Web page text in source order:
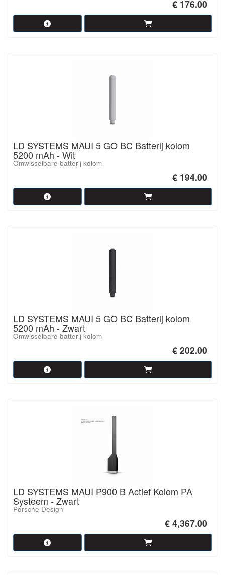
€ 176.00
LD SYSTEMS MAUI 5 GO BC Batterij kolom
5200 mAh - Wit
Omwisselbare batterij kolom
€ 194.00
LD SYSTEMS MAUI 5 GO BC Batterij kolom
5200 mAh - Zwart
Omwisselbare batterij kolom
€ 202.00
LD SYSTEMS MAUI P900 B Actief Kolom PA
Systeem - Zwart
Porsche Design
€ 4,367.00